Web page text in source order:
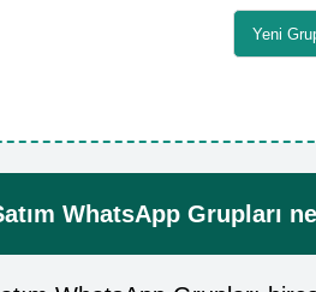
Yeni
WhatsApp Grupları